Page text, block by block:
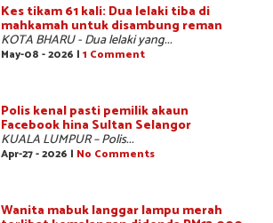
Kes tikam 61 kali: Dua lelaki tiba di
mahkamah untuk disambung reman
KOTA BHARU - Dua lelaki yang...
May-08 - 2026 | 1 Comment
Polis kenal pasti pemilik akaun
Facebook hina Sultan Selangor
KUALA LUMPUR – Polis...
Apr-27 - 2026 | No Comments
Wanita mabuk langgar lampu merah